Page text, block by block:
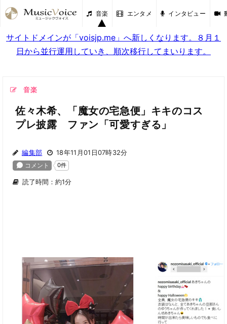
音楽 エンタメ インタビュー
サイトドメインが「voisjp.me」へ新しくなります。８月１
日から並行運用していき、順次移行してまいります。
音楽
佐々木希、「魔女の宅急便」キキのコス
プレ披露 ファン「可愛すぎる」
編集部 18年11月01日07時32分
読了時間：約1分